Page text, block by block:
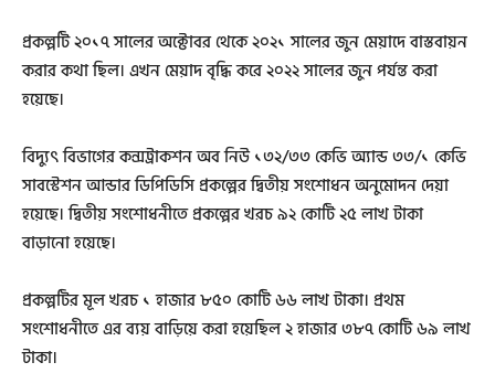
প্রকল্পটি ২০১৭ সালের অক্টোবর থেকে ২০২১ সালের জুন মেয়াদে বাস্তবায়ন
করার কথা ছিল। এখন মেয়াদ বৃদ্ধি করে ২০২২ সালের জুন পর্যন্ত করা
হয়েছে।
বিদ্যুৎ বিভাগের কন্সট্রাকশন অব নিউ ১৩২/৩৩ কেভি অ্যান্ড ৩৩/১ কেভি
সাবস্টেশন আন্ডার ডিপিডিসি প্রকল্পের দ্বিতীয় সংশোধন অনুমোদন দেয়া
হয়েছে। দ্বিতীয় সংশোধনীতে প্রকল্পের খরচ ৯২ কোটি ২৫ লাখ টাকা
বাড়ানো হয়েছে।
প্রকল্পটির মূল খরচ ১ হাজার ৮৫০ কোটি ৬৬ লাখ টাকা। প্রথম
সংশোধনীতে এর ব্যয় বাড়িয়ে করা হয়েছিল ২ হাজার ৩৮৭ কোটি ৬৯ লাখ
টাকা।